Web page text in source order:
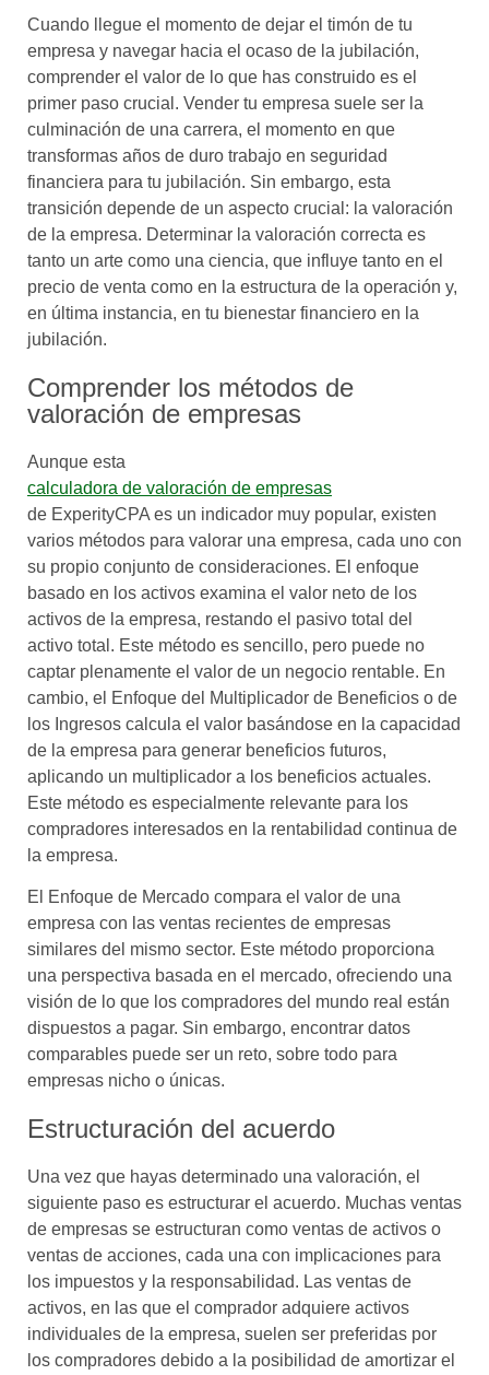
Cuando llegue el momento de dejar el timón de tu
empresa y navegar hacia el ocaso de la jubilación,
comprender el valor de lo que has construido es el
primer paso crucial. Vender tu empresa suele ser la
culminación de una carrera, el momento en que
transformas años de duro trabajo en seguridad
financiera para tu jubilación. Sin embargo, esta
transición depende de un aspecto crucial: la valoración
de la empresa. Determinar la valoración correcta es
tanto un arte como una ciencia, que influye tanto en el
precio de venta como en la estructura de la operación y,
en última instancia, en tu bienestar financiero en la
jubilación.
Comprender los métodos de
valoración de empresas
Aunque esta
calculadora de valoración de empresas
de ExperityCPA es un indicador muy popular, existen
varios métodos para valorar una empresa, cada uno con
su propio conjunto de consideraciones. El enfoque
basado en los activos examina el valor neto de los
activos de la empresa, restando el pasivo total del
activo total. Este método es sencillo, pero puede no
captar plenamente el valor de un negocio rentable. En
cambio, el Enfoque del Multiplicador de Beneficios o de
los Ingresos calcula el valor basándose en la capacidad
de la empresa para generar beneficios futuros,
aplicando un multiplicador a los beneficios actuales.
Este método es especialmente relevante para los
compradores interesados en la rentabilidad continua de
la empresa.
El Enfoque de Mercado compara el valor de una
empresa con las ventas recientes de empresas
similares del mismo sector. Este método proporciona
una perspectiva basada en el mercado, ofreciendo una
visión de lo que los compradores del mundo real están
dispuestos a pagar. Sin embargo, encontrar datos
comparables puede ser un reto, sobre todo para
empresas nicho o únicas.
Estructuración del acuerdo
Una vez que hayas determinado una valoración, el
siguiente paso es estructurar el acuerdo. Muchas ventas
de empresas se estructuran como ventas de activos o
ventas de acciones, cada una con implicaciones para
los impuestos y la responsabilidad. Las ventas de
activos, en las que el comprador adquiere activos
individuales de la empresa, suelen ser preferidas por
los compradores debido a la posibilidad de amortizar el